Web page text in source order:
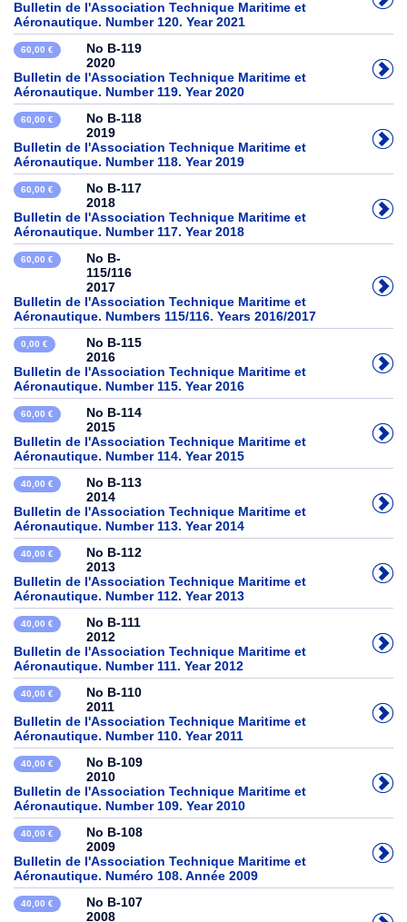
Bulletin de l'Association Technique Maritime et
Aéronautique. Number 120. Year 2021
60,00 €
No B-119
2020
Bulletin de l'Association Technique Maritime et
Aéronautique. Number 119. Year 2020
60,00 €
No B-118
2019
Bulletin de l'Association Technique Maritime et
Aéronautique. Number 118. Year 2019
60,00 €
No B-117
2018
Bulletin de l'Association Technique Maritime et
Aéronautique. Number 117. Year 2018
60,00 €
No B-
115/116
2017
Bulletin de l'Association Technique Maritime et
Aéronautique. Numbers 115/116. Years 2016/2017
0,00 €
No B-115
2016
Bulletin de l'Association Technique Maritime et
Aéronautique. Number 115. Year 2016
60,00 €
No B-114
2015
Bulletin de l'Association Technique Maritime et
Aéronautique. Number 114. Year 2015
40,00 €
No B-113
2014
Bulletin de l'Association Technique Maritime et
Aéronautique. Number 113. Year 2014
40,00 €
No B-112
2013
Bulletin de l'Association Technique Maritime et
Aéronautique. Number 112. Year 2013
40,00 €
No B-111
2012
Bulletin de l'Association Technique Maritime et
Aéronautique. Number 111. Year 2012
40,00 €
No B-110
2011
Bulletin de l'Association Technique Maritime et
Aéronautique. Number 110. Year 2011
40,00 €
No B-109
2010
Bulletin de l'Association Technique Maritime et
Aéronautique. Number 109. Year 2010
40,00 €
No B-108
2009
Bulletin de l'Association Technique Maritime et
Aéronautique. Numéro 108. Année 2009
40,00 €
No B-107
2008